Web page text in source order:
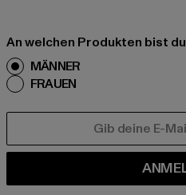
An welchen Produkten bist
MÄNNER
FRAUEN